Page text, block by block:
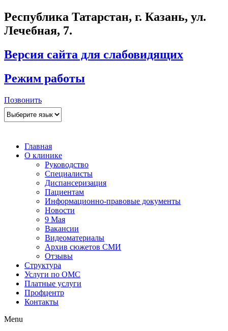
Республика Татарстан, г. Казань, ул.
Лечебная, 7.
Версия сайта для слабовидящих
Режим работы
Позвонить
Главная
О клинике
Руководство
Специалисты
Диспансеризация
Пациентам
Информационно-правовые документы
Новости
9 Мая
Вакансии
Видеоматериалы
Архив сюжетов СМИ
Отзывы
Структура
Услуги по ОМС
Платные услуги
Профцентр
Контакты
Menu